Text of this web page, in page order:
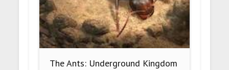
The Ants: Underground Kingdom